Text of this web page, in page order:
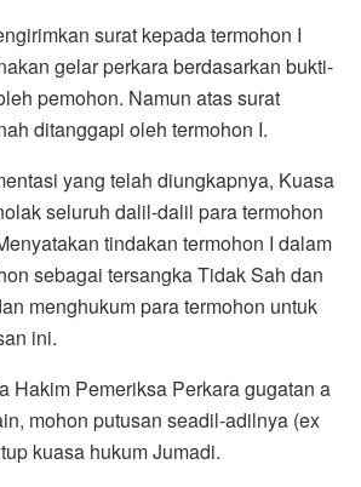
surat kepada termohon I
gelar perkara berdasarkan bukti-
pemohon. Namun atas surat
ditanggapi oleh termohon I.
yang telah diungkapnya, Kuasa
seluruh dalil-dalil para termohon
tindakan termohon I dalam
sebagai tersangka Tidak Sah dan
menghukum para termohon untuk
ini.
Hakim Pemeriksa Perkara gugatan a
mohon putusan seadil-adilnya (ex
kuasa hukum Jumadi.